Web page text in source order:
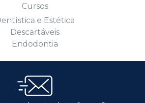
Cursos
e Estética
Descartáveis
Endodontia